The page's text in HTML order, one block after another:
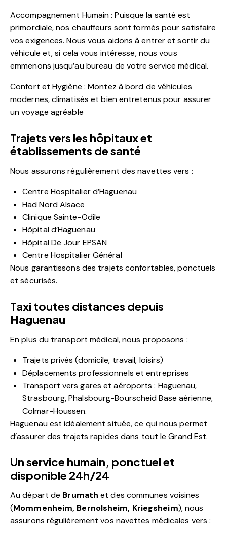
Accompagnement Humain : Puisque la santé est
primordiale, nos chauffeurs sont formés pour satisfaire
vos exigences. Nous vous aidons à entrer et sortir du
véhicule et, si cela vous intéresse, nous vous
emmenons jusqu’au bureau de votre service médical.
Confort et Hygiène : Montez à bord de véhicules
modernes, climatisés et bien entretenus pour assurer
un voyage agréable
Trajets vers les hôpitaux et
établissements de santé
Nous assurons régulièrement des navettes vers :
Centre Hospitalier d’Haguenau
Had Nord Alsace
Clinique Sainte-Odile
Hôpital d’Haguenau
Hôpital De Jour EPSAN
Centre Hospitalier Général
Nous garantissons des trajets confortables, ponctuels
et sécurisés.
Taxi toutes distances depuis
Haguenau
En plus du transport médical, nous proposons :
Trajets privés (domicile, travail, loisirs)
Déplacements professionnels et entreprises
Transport vers gares et aéroports : Haguenau,
Strasbourg, Phalsbourg-Bourscheid Base aérienne,
Colmar-Houssen.
Haguenau est idéalement située, ce qui nous permet
d’assurer des trajets rapides dans tout le Grand Est.
Un service humain, ponctuel et
disponible 24h/24
Au départ de Brumath et des communes voisines
(Mommenheim, Bernolsheim, Kriegsheim), nous
assurons régulièrement vos navettes médicales vers :